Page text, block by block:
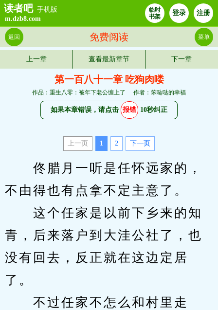
读者吧 手机版
m.dzb8.com
临时
书架
登录 注册
免费阅读
返回 菜单
上一章 查看最新章节 下一章
第一百八十一章 吃狗肉喽
作品：重生八零：被年下老公缠上了 作者：笨哒哒的幸福
如果本章错误，请点击 报错 10秒纠正
上一页 1 2 下—页
佟腊月一听是任怀远家的，
不由得也有点拿不定主意了。
这个任家是以前下乡来的知
青，后来落户到大洼公社了，也
没有回去，反正就在这边定居
了。
不过任家不怎么和村里走